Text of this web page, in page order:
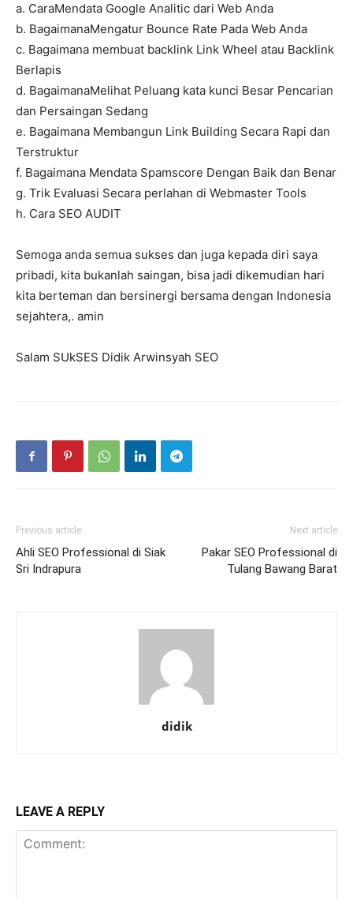
a. CaraMendata Google Analitic dari Web Anda
b. BagaimanaMengatur Bounce Rate Pada Web Anda
c. Bagaimana membuat backlink Link Wheel atau Backlink
Berlapis
d. BagaimanaMelihat Peluang kata kunci Besar Pencarian
dan Persaingan Sedang
e. Bagaimana Membangun Link Building Secara Rapi dan
Terstruktur
f. Bagaimana Mendata Spamscore Dengan Baik dan Benar
g. Trik Evaluasi Secara perlahan di Webmaster Tools
h. Cara SEO AUDIT
Semoga anda semua sukses dan juga kepada diri saya
pribadi, kita bukanlah saingan, bisa jadi dikemudian hari
kita berteman dan bersinergi bersama dengan Indonesia
sejahtera,. amin
Salam SUkSES Didik Arwinsyah SEO
Previous article
Ahli SEO Professional di Siak
Sri Indrapura
Next article
Pakar SEO Professional di
Tulang Bawang Barat
didik
LEAVE A REPLY